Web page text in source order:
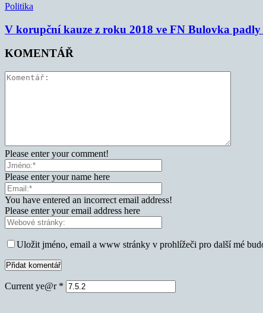
Politika
V korupční kauze z roku 2018 ve FN Bulovka padly
KOMENTÁŘ
Please enter your comment!
Please enter your name here
You have entered an incorrect email address!
Please enter your email address here
Uložit jméno, email a www stránky v prohlížeči pro další mé
Current ye@r *